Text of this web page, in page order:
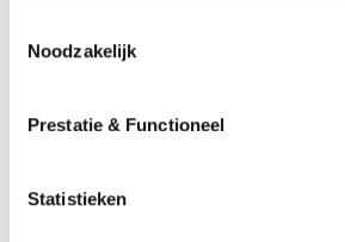
Noodzakelijk
Prestatie & Functioneel
Statistieken